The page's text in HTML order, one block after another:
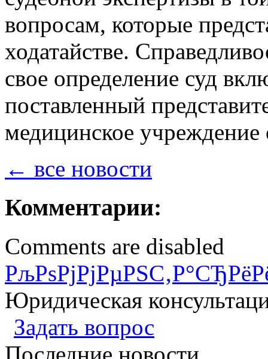
вопросам, которые
ходатайстве.
свое определение суд
поставленный
медицинское учреждение
← все новости
Комментарии:
Comments are disabled
Юридическая
Задать вопрос
Последние новости